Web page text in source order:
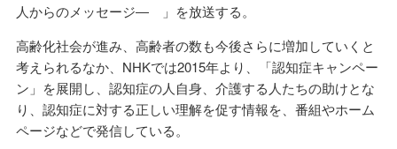
人からのメッセージ― 」を放送する。
高齢化社会が進み、高齢者の数も今後さらに増加していくと
考えられるなか、NHKでは2015年より、「認知症キャンペー
ン」を展開し、認知症の人自身、介護する人たちの助けとな
り、認知症に対する正しい理解を促す情報を、番組やホーム
ページなどで発信している。